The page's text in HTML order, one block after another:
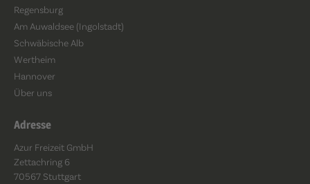
Regensburg
Am Auwaldsee (Ingolstadt)
Schwäbische Alb
Wertheim
Hannover
Über uns
Adresse
Azur Freizeit GmbH
Zettachring 6
70567 Stuttgart